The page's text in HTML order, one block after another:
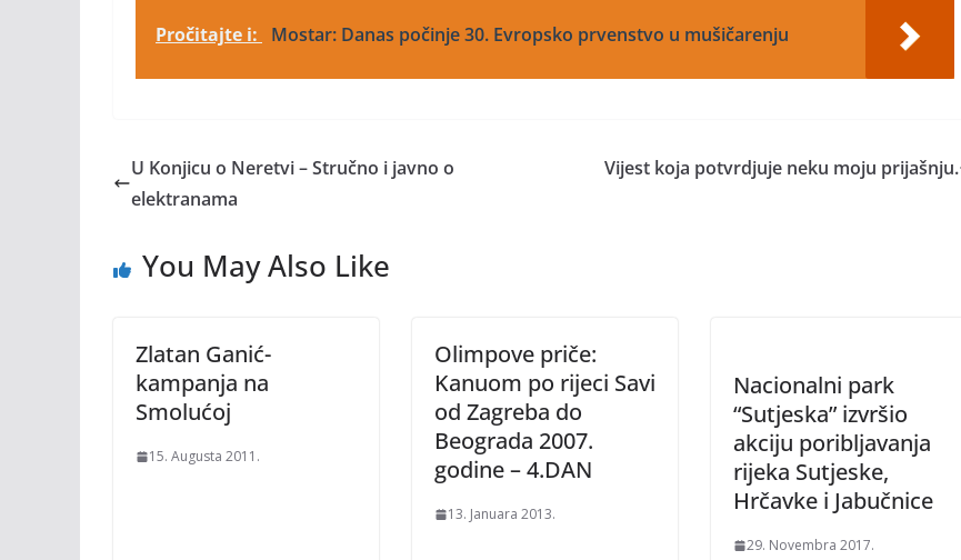
Pročitajte i: Mostar: Danas počinje 30. Evropsko prvenstvo u mušičarenju
U Konjicu o Neretvi – Stručno i javno o
elektranama
Vijest koja potvrdjuje neku moju prijašnju.
You May Also Like
Zlatan Ganić-
kampanja na
Smolućoj
15. Augusta 2011.
Olimpove priče:
Kanuom po rijeci Savi
od Zagreba do
Beograda 2007.
godine – 4.DAN
13. Januara 2013.
Nacionalni park
“Sutjeska” izvršio
akciju poribljavanja
rijeka Sutjeske,
Hrčavke i Jabučnice
29. Novembra 2017.